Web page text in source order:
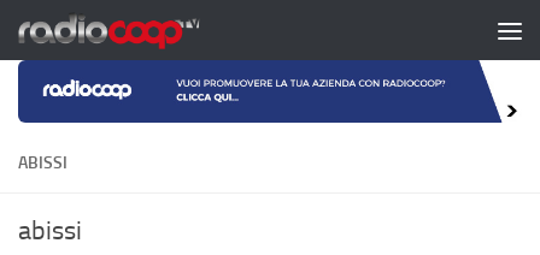
Salta al contenuto
ABISSI
abissi